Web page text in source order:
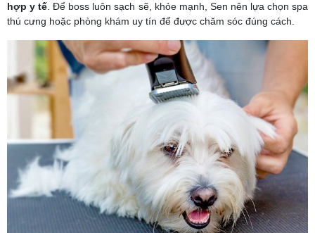
hợp y tế . Để boss luôn sạch sẽ, khỏe mạnh, Sen nên lựa chọn spa
thú cưng hoặc phòng khám uy tín để được chăm sóc đúng cách.